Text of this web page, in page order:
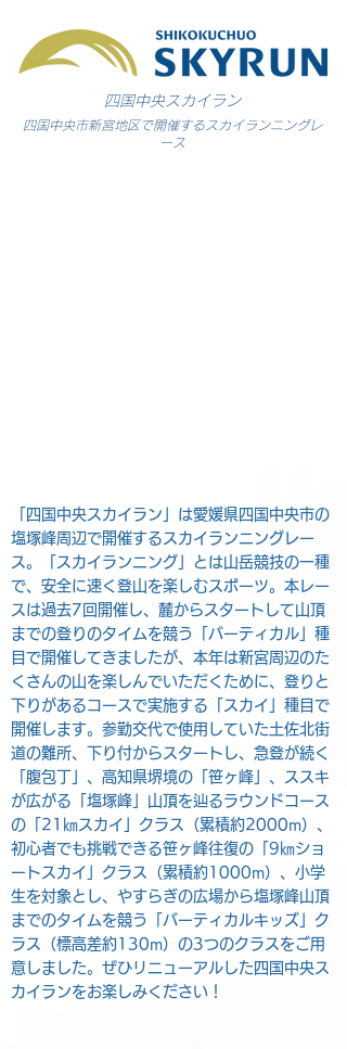
​四国中央スカイラン
​四国中央市新宮地区で開催するスカイランニングレ
ース
「四国中央スカイラン」は愛媛県四国中央市の
塩塚峰周辺で開催するスカイランニングレー
ス。「スカイランニング」とは山岳競技の一種
で、安全に速く登山を楽しむスポーツ。本レー
スは過去7回開催し、麓からスタートして山頂
までの登りのタイムを競う「バーティカル」種
目で開催してきましたが、本年は新宮周辺のた
くさんの山を楽しんでいただくために、登りと
下りがあるコースで実施する「スカイ」種目で
開催します。参勤交代で使用していた土佐北街
道の難所、下り付からスタートし、急登が続く
「腹包丁」、高知県堺境の「笹ヶ峰」、ススキ
が広がる「塩塚峰」山頂を辿るラウンドコース
の「21㎞スカイ」クラス（累積約2000m）、
初心者でも挑戦できる笹ヶ峰往復の「9㎞ショ
ートスカイ」クラス（累積約1000m）、小学
生を対象とし、やすらぎの広場から塩塚峰山頂
までのタイムを競う「バーティカルキッズ」ク
ラス（標高差約130m）の3つのクラスをご用
意しました。ぜひリニューアルした四国中央ス
カイランをお楽しみください！